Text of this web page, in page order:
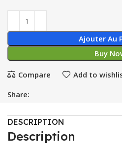
Ajouter Au
Buy
Compare Add to
Share:
DESCRIPTION
Description